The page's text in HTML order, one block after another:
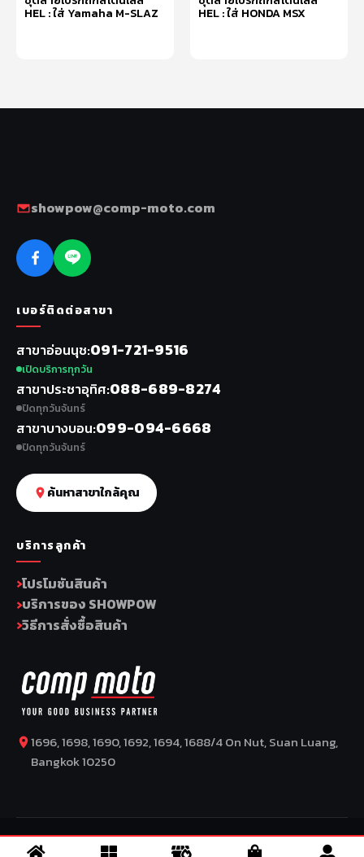
HEL : ใส่ Yamaha M-SLAZ HEL : ใส่ HONDA MSX
showpow@comp-moto.com
เบอร์ติดต่อสาขา
สาขาอ่อนนุช 091-721-9516
เปิดบริการทุกวัน
สาขาประชาอุทิศ 088-689-8274
ปิดทุกวันจันทร์
สาขาบางบอน 099-094-6668
ปิดทุกวันจันทร์
ค้นหาสาขาใกล้คุณ
บริการลูกค้า
โปรโมชันสินค้า
บริการของ SHOWPOW
วิธีการสั่งซื้อสินค้า
1696, 1698, 1690, 1692, 1694, 1688/4 On Nut, Suan Luang,
Bangkok 10250
COPYRIGHT BY COMP MOTO CO., LTD © 2026–SuperBike x